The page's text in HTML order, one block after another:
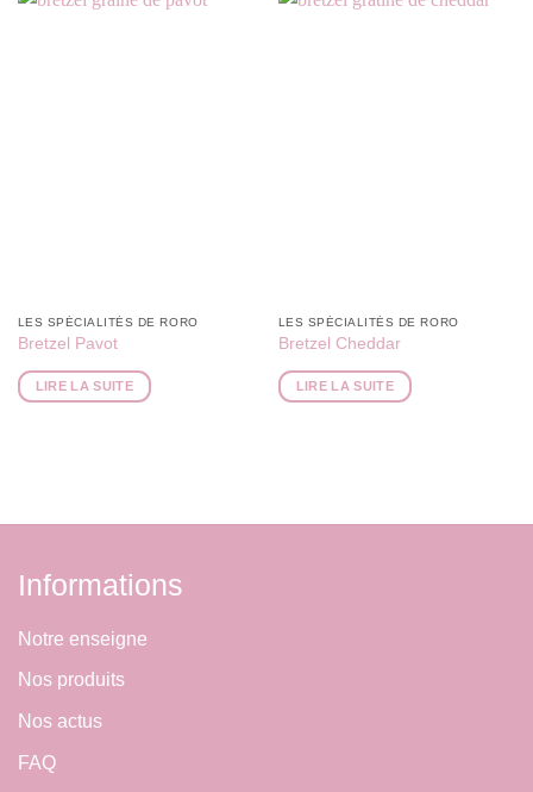
LES SPÉCIALITÉS DE RORO
Bretzel Pavot
LIRE LA SUITE
LES SPÉCIALITÉS DE RORO
Bretzel Cheddar
LIRE LA SUITE
Informations
Notre enseigne
Nos produits
Nos actus
FAQ